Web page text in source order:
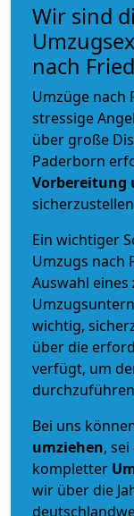
Wir sind
nach
Umzüge nach
stressige
über große
Paderborn
Vorbereitung
Ein wichtiger
Umzugs nach
Auswahl eines
wichtig,
über die
verfügt, um
Bei uns
umziehen, sei
kompletter
wir über die